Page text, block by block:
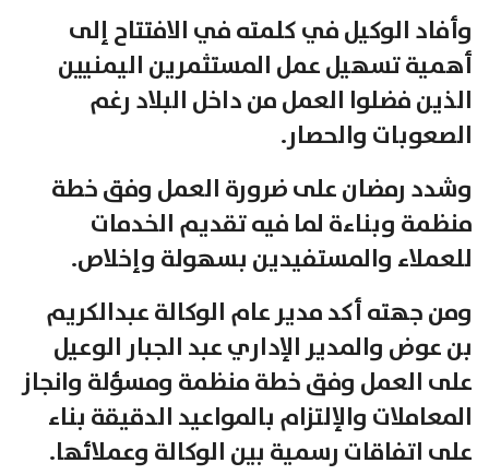
وأفاد الوكيل في كلمته في الافتتاح إلى
أهمية تسهيل عمل المستثمرين اليمنيين
الذين فضلوا العمل من داخل البلاد رغم
الصعوبات والحصار.
وشدد رمضان على ضرورة العمل وفق خطة
منظمة وبناءة لما فيه تقديم الخدمات
للعملاء والمستفيدين بسهولة وإخلاص.
ومن جهته أكد مدير عام الوكالة عبدالكريم
بن عوض والمدير الإداري عبد الجبار الوعيل
على العمل وفق خطة منظمة ومسؤلة وانجاز
المعاملات والإلتزام بالمواعيد الدقيقة بناء
على اتفاقات رسمية بين الوكالة وعملائها.